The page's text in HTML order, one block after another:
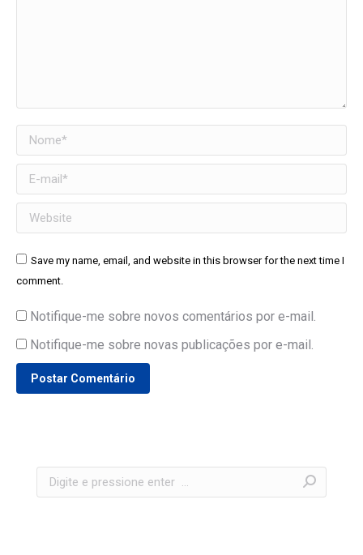
Nome *
E-mail *
Website
Save my name, email, and website in this browser for the next time I
comment.
Notifique-me sobre novos comentários por e-mail.
Notifique-me sobre novas publicações por e-mail.
Postar Comentário
Search: